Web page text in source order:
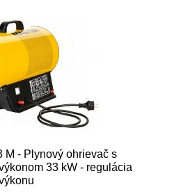
M - Plynový ohrievač s
33 kW - regulácia